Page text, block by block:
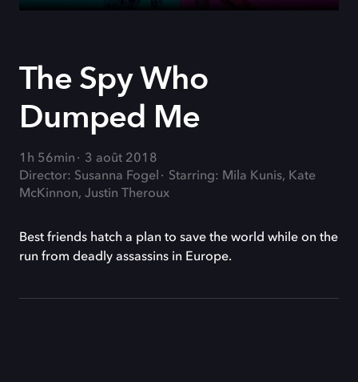
The Spy Who
Dumped Me
1h 56min
3 août 2018
Director: Susanna Fogel
Starring: Mila Kunis, Kate
McKinnon, Justin Theroux
Best friends hatch a plan to save the world while on the
run from deadly assassins in Europe.